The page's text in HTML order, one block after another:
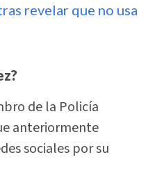
revelar que no usa
de la Policía
anteriormente
sociales por su